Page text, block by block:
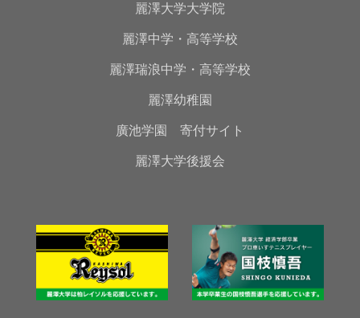
麗澤大学大学院
麗澤中学・高等学校
麗澤瑞浪中学・高等学校
麗澤幼稚園
廣池学園 寄付サイト
麗澤大学後援会